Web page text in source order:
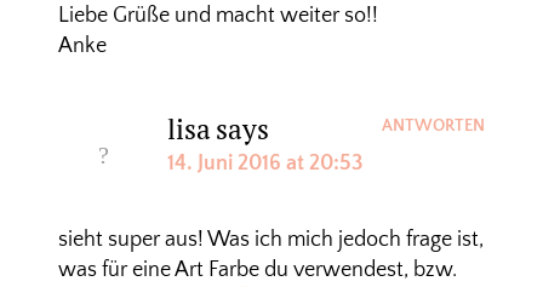
Liebe Grüße und macht weiter so!!
Anke
lisasays
14. Juni 2016 at 20:53
sieht super aus! Was ich mich jedoch frage ist,
was für eine Art Farbe du verwendest, bzw.
ANTWORTEN